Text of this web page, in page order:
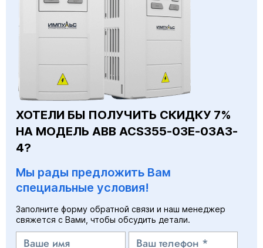
ХОТЕЛИ БЫ ПОЛУЧИТЬ СКИДКУ 7%
НА МОДЕЛЬ ABB ACS355-03E-03A3-
4?
Мы рады предложить Вам
специальные условия!
Заполните форму обратной связи и наш менеджер
свяжется с Вами, чтобы обсудить детали.